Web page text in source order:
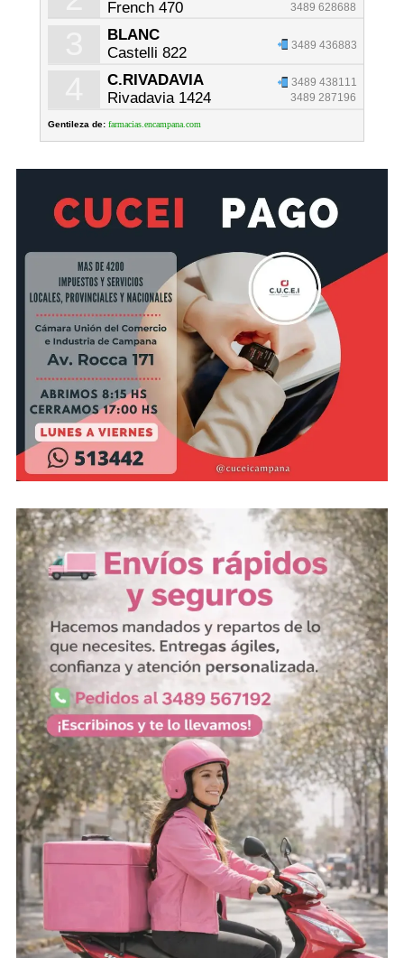
French 470 3489 628688
BLANC
Castelli 822
3489 436883
C.RIVADAVIA
Rivadavia 1424
3489 438111
3489 287196
Gentileza de: farmacias.encampana.com